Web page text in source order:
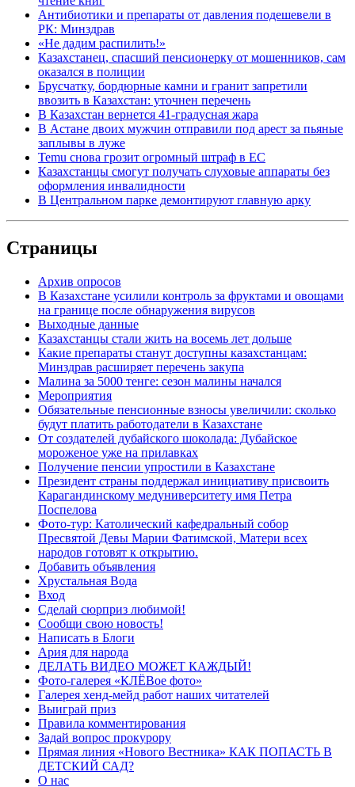
Антибиотики и препараты от давления подешевели в
РК: Минздрав
«Не дадим распилить!»
Казахстанец, спасший пенсионерку от мошенников, сам
оказался в полиции
Брусчатку, бордюрные камни и гранит запретили
ввозить в Казахстан: уточнен перечень
В Казахстан вернется 41-градусная жара
В Астане двоих мужчин отправили под арест за пьяные
заплывы в луже
Temu снова грозит огромный штраф в ЕС
Казахстанцы смогут получать слуховые аппараты без
оформления инвалидности
В Центральном парке демонтируют главную арку
Страницы
Архив опросов
В Казахстане усилили контроль за фруктами и овощами
на границе после обнаружения вирусов
Выходные данные
Казахстанцы стали жить на восемь лет дольше
Какие препараты станут доступны казахстанцам:
Минздрав расширяет перечень закупа
Малина за 5000 тенге: сезон малины начался
Мероприятия
Обязательные пенсионные взносы увеличили: сколько
будут платить работодатели в Казахстане
От создателей дубайского шоколада: Дубайское
мороженое уже на прилавках
Получение пенсии упростили в Казахстане
Президент страны поддержал инициативу присвоить
Карагандинскому медуниверситету имя Петра
Поспелова
Фото-тур: Католический кафедральный собор
Пресвятой Девы Марии Фатимской, Матери всех
народов готовят к открытию.
Добавить объявления
Хрустальная Вода
Вход
Сделай сюрприз любимой!
Сообщи свою новость!
Написать в Блоги
Ария для народа
ДЕЛАТЬ ВИДЕО МОЖЕТ КАЖДЫЙ!
Фото-галерея «КЛЁВое фото»
Галерея хенд-мейд работ наших читателей
Выиграй приз
Правила комментирования
Задай вопрос прокурору
Прямая линия «Нового Вестника» КАК ПОПАСТЬ В
ДЕТСКИЙ САД?
О нас